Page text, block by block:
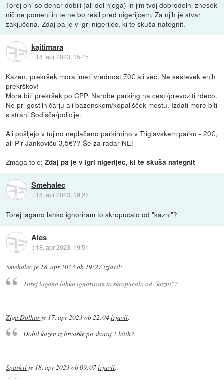
Torej oni so denar dobili (ali del njega) in jim tvoj dobrodelni znesek
nič ne pomeni in te ne bo rešil pred nigerijcem. Za njih je stvar
zakjučena. Zdaj pa je v igri nigerijec, ki te skuša nategnit.
kajtimara
:: 18. apr 2023, 15:45
Kazen, prekršek mora imeti vrednost 70€ ali več. Ne seštevek enih
prekrškov!
Mora biti prekršek po CPP. Narobe parking na cesti/prevoziti rdečo.
Ne pri gostilničarju ali bazenskem/kopališček mestu. Izdati more biti
s strani Sodišča/policije.
Ali pošljejo v tujino neplačano parkirnino v Triglavskem parku - 20€,
ali P'r Jankoviču 3,5€?? Še za radar NE!
Zmaga tole:Zdaj pa je v igri nigerijec, ki te skuša nategnit
Smehalec
:: 18. apr 2023, 19:27
Torej lagano lahko ignoriram to skropucalo od "kazni"?
Ales
:: 18. apr 2023, 19:51
Smehalec je 18. apr 2023 ob 19:27izjavil:
Torej lagano lahko ignoriram to skropucalo od "kazni"?
Ziga Dolharje 17. apr 2023 ob 22:04izjavil:
Dobil kazen iz hrvaške po skoraj 2 letih?
Sparkxl je 18. apr 2023 ob 09:07izjavil: